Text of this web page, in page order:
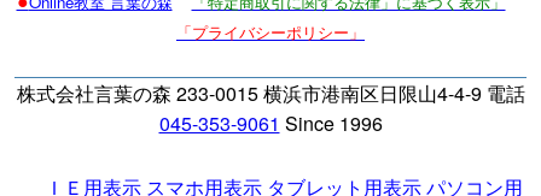
「プライバシーポリシー」
株式会社言葉の森 233-0015 横浜市港南区日限山4-4-9 電話
045-353-9061 Since 1996
ＩＥ用表示 スマホ用表示 タブレット用表示パソコン用